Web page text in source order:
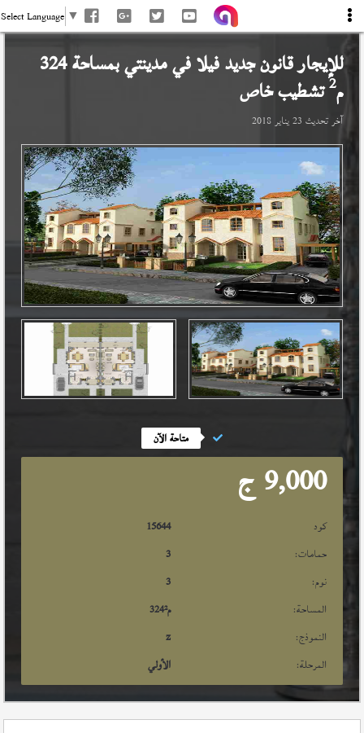
Select Language ▼
للإيجار قانون جديد فيلا فيمدينتي بمساحة 324
م2تشطيب خاص
آخر تحديث 23 يناير 2018
متاحة الآن
9,000 ج
كود
15644
حمامات:
3
نوم:
3
المساحة:
324م²
النموذج:
z
المرحلة:
الأولي